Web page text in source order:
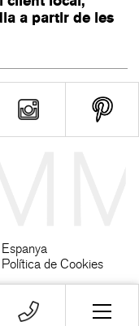
a partir de les
Política de Cookies